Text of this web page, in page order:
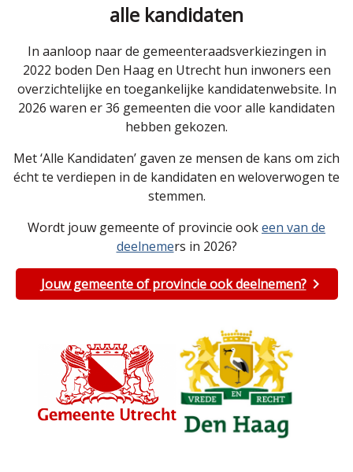
alle kandidaten
In aanloop naar de gemeenteraadsverkiezingen in
2022 boden Den Haag en Utrecht hun inwoners een
overzichtelijke en toegankelijke kandidatenwebsite. In
2026 waren er 36 gemeenten die voor alle kandidaten
hebben gekozen.
Met ‘Alle Kandidaten’ gaven ze mensen de kans om zich
écht te verdiepen in de kandidaten en weloverwogen te
stemmen.
Wordt jouw gemeente of provincie ookeen van de
deelnemers in 2026?
Jouw gemeente of provincie ook deelnemen?